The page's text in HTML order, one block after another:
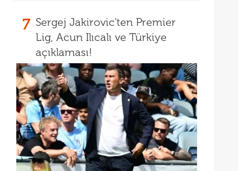
7 Sergej Jakirovic'ten Premier
Lig, Acun Ilıcalı ve Türkiye
açıklaması!